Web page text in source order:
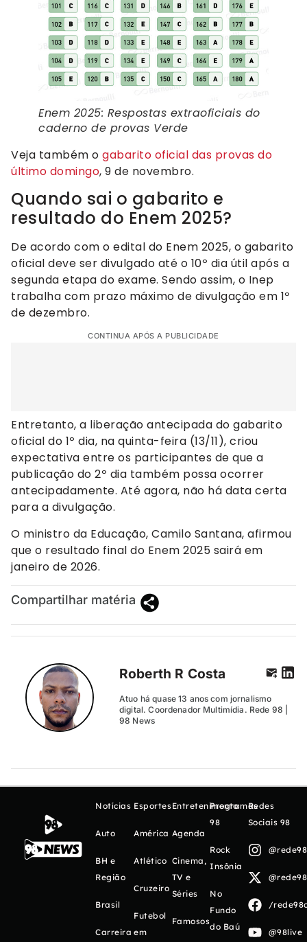
Enem 2025: Respostas extraoficiais do
caderno de provas Verde
Veja também o gabarito oficial das provas do
último domingo, 9 de novembro.
Quando sai o gabarito e
resultado do Enem 2025?
De acordo com o edital do Enem 2025, o gabarito
oficial deve ser divulgado até o 10º dia útil após a
segunda etapa do exame. Sendo assim, o Inep
trabalha com prazo máximo de divulgação em 1º
de dezembro.
CONTINUA APÓS A PUBLICIDADE
Entretanto, a liberação antecipada do gabarito
oficial do 1º dia, na quinta-feira (13/11), criou
expectativa entre os participantes de que a
publicação do 2º dia também possa ocorrer
antecipadamente. Até agora, não há data certa
para a divulgação.
O ministro da Educação, Camilo Santana, afirmou
que o resultado final do Enem 2025 sairá em
janeiro de 2026.
Compartilhar matéria
Roberth R Costa
Atuo há quase 13 anos com jornalismo
digital. Coordenador Multimídia. Rede 98 |
98 News
Notícias
Auto
BH e
Região
Brasil
Carreira
Esportes
América
Atlético
Cruzeiro
Futebol
em
Entretenimento
Agenda
Cinema,
TV e
Séries
Famosos
Programas
98
Rock
Insônia
No
Fundo
do Baú
Redes
Sociais 98
/
@98live